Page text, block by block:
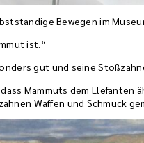
Bewegen im
ist.“
gut und seine
Mammuts dem Elefanten
Waffen und Schmuck